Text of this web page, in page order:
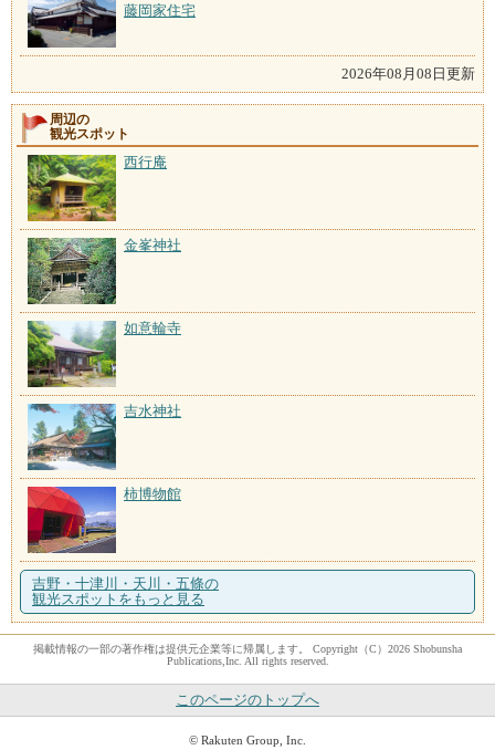
藤岡家住宅
2026年08月08日更新
周辺の
観光スポット
西行庵
金峯神社
如意輪寺
吉水神社
柿博物館
吉野・十津川・天川・五條の
観光スポットをもっと見る
掲載情報の一部の著作権は提供元企業等に帰属します。 Copyright（C）2026 Shobunsha
Publications,Inc. All rights reserved.
このページのトップへ
© Rakuten Group, Inc.